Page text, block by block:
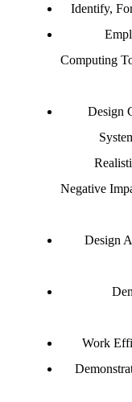
Identify,
Computing
Design
Negative
Design
Work